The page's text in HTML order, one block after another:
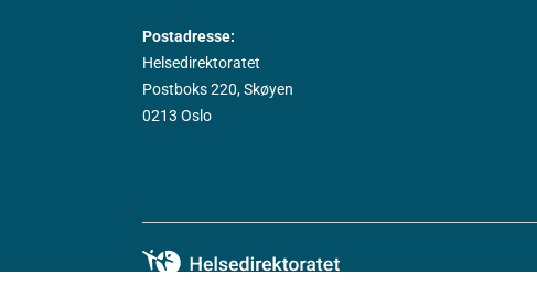
Postadresse:
Helsedirektoratet
Postboks 220, Skøyen
0213 Oslo